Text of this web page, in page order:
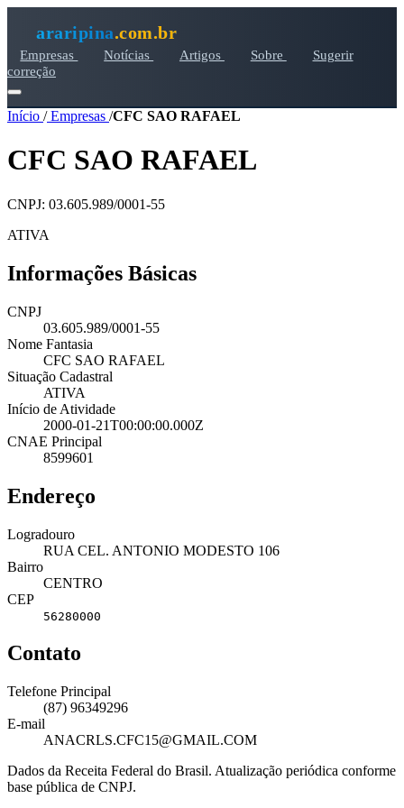
araripina.com.br
Empresas Notícias Artigos Sobre
Sugerir
correção
Início /Empresas /CFC SAO RAFAEL
CFC SAO RAFAEL
CNPJ: 03.605.989/0001-55
ATIVA
Informações Básicas
CNPJ
03.605.989/0001-55
Nome Fantasia
CFC SAO RAFAEL
Situação Cadastral
ATIVA
Início de Atividade
2000-01-21T00:00:00.000Z
CNAE Principal
8599601
Endereço
Logradouro
RUA CEL. ANTONIO MODESTO 106
Bairro
CENTRO
CEP
56280000
Contato
Telefone Principal
(87) 96349296
E-mail
ANACRLS.CFC15@GMAIL.COM
Dados da Receita Federal do Brasil. Atualização periódica conforme
base pública de CNPJ.